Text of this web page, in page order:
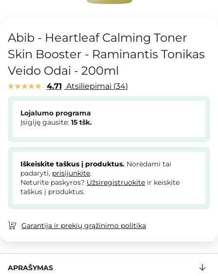
Abib - Heartleaf Calming Toner
Skin Booster - Raminantis Tonikas
Veido Odai - 200ml
4.71 Atsiliepimai 34
Lojalumo programa
Įsigiję gausite: 15 tšk.
Iškeiskite taškus į produktus. Norėdami tai
padaryti, prisijunkite.
Neturite paskyros? Užsiregistruokite ir keiskite
taškus į produktus.
Garantija ir prekių grąžinimo politika
APRAŠYMAS